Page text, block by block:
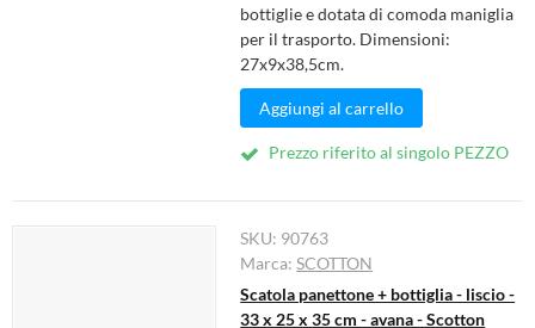
bottiglie e dotata di comoda maniglia
per il trasporto. Dimensioni:
27x9x38,5cm.
Aggiungi al carrello
Prezzo riferito al singolo PEZZO
SKU: 90763
Marca:SCOTTON
Scatola panettone + bottiglia - liscio -
33 x 25 x 35 cm - avana - Scotton